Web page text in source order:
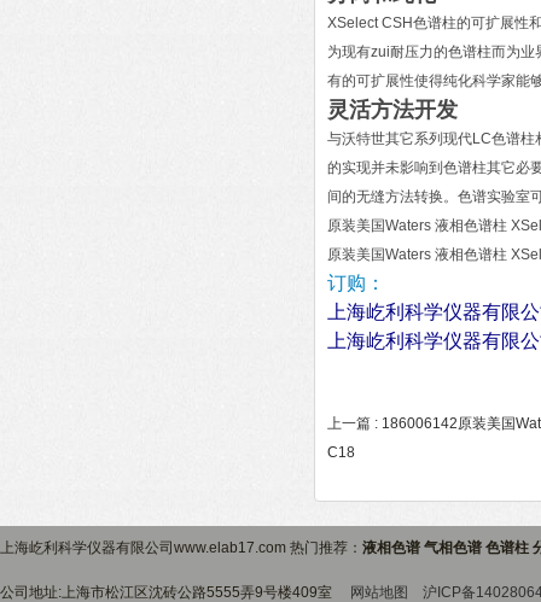
XSelect CSH色谱柱的可扩展性
为现有zui耐压力的色谱柱而为
有的可扩展性使得纯化科学家能
灵活方法开发
与沃特世其它系列现代LC色谱
的实现并未影响到色谱柱其它必
间的无缝方法转换。色谱实验室
原装美国Waters 液相色谱柱
原装美国Waters 液相色谱柱
订购：
上海屹利科学仪器有限
上海屹利科学仪器有限
上一篇 : 186006142原装美国
C18
上海屹利科学仪器有限公司www.elab17.com 热门推荐： 液相色谱 气相色谱 色谱柱
公司地址:上海市松江区沈砖公路5555弄9号楼409室 网站地图 沪ICP备